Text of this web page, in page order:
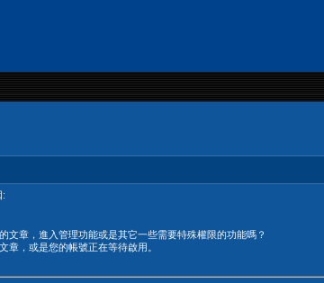
:
文章，進入管理功能或是其它一些需要特殊權限的功能嗎？
章，或是您的帳號正在等待啟用。